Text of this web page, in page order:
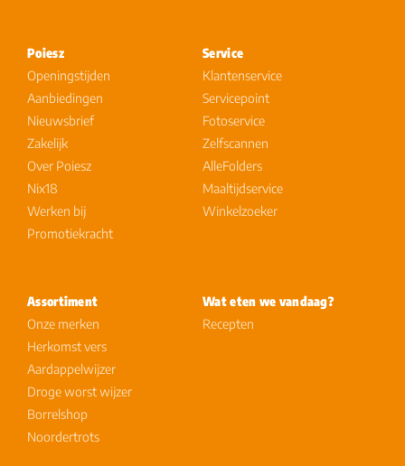
Poiesz
Openingstijden
Aanbiedingen
Nieuwsbrief
Zakelijk
Over Poiesz
Nix18
Werken bij
Promotiekracht
Service
Klantenservice
Servicepoint
Fotoservice
Zelfscannen
AlleFolders
Maaltijdservice
Winkelzoeker
Assortiment
Onze merken
Herkomst vers
Aardappelwijzer
Droge worst wijzer
Borrelshop
Noordertrots
Wat eten we vandaag?
Recepten